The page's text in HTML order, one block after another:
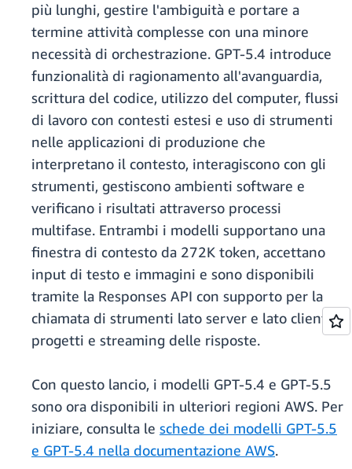
più lunghi, gestire l'ambiguità e portare a
termine attività complesse con una minore
necessità di orchestrazione. GPT-5.4 introduce
funzionalità di ragionamento all'avanguardia,
scrittura del codice, utilizzo del computer, flussi
di lavoro con contesti estesi e uso di strumenti
nelle applicazioni di produzione che
interpretano il contesto, interagiscono con gli
strumenti, gestiscono ambienti software e
verificano i risultati attraverso processi
multifase. Entrambi i modelli supportano una
finestra di contesto da 272K token, accettano
input di testo e immagini e sono disponibili
tramite la Responses API con supporto per la
chiamata di strumenti lato server e lato client,
progetti e streaming delle risposte.
Con questo lancio, i modelli GPT-5.4 e GPT-5.5
sono ora disponibili in ulteriori regioni AWS. Per
iniziare, consulta le schede dei modelli GPT-5.5
e GPT-5.4 nella documentazione AWS.